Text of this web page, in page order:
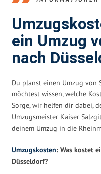
ein Umzug
nach
Du planst einen Umzug von
möchtest wissen, welche
Sorge, wir helfen dir dabei,
Umzugsmeister Kaiser
deinem Umzug in die
Umzugskosten: Was kostet
Düsseldorf?